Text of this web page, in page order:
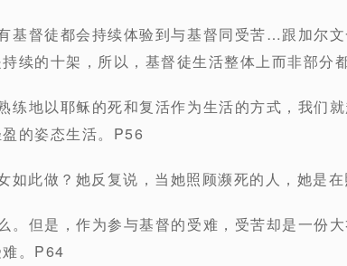
基督徒都会持续体验到与基督同受苦…跟加尔
续的十架，所以，基督徒生活整体上而非部分
练地以耶稣的死和复活作为生活的方式，我们
的姿态生活。P56
如此做？她反复说，当她照顾濒死的人，她是
。但是，作为参与基督的受难，受苦却是一份
。P64